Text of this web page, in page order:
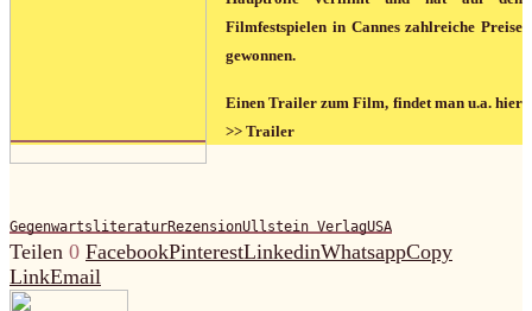
Filmfestspielen in Cannes zahlreiche Preise
gewonnen.
Einen Trailer zum Film, findet man u.a. hier
>> Trailer
GegenwartsliteraturRezensionUllstein VerlagUSA
Teilen 0 FacebookPinterestLinkedinWhatsappCopy
LinkEmail